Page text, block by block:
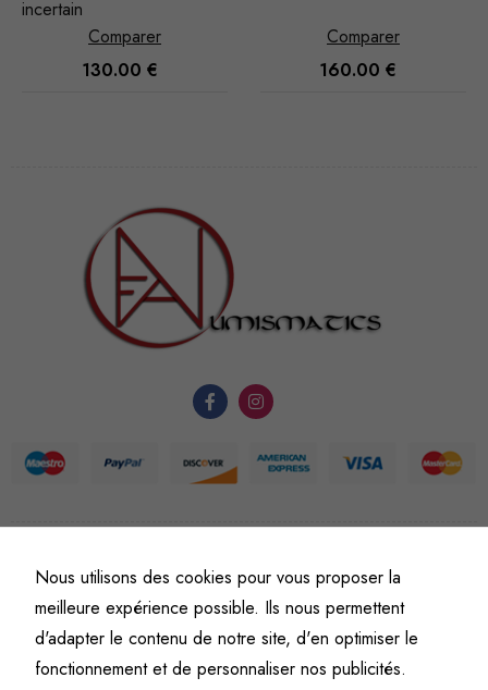
Comparer
160.00
Comparer
150.00
©Fine art numismatics– Tous droits réservés.
Politique de confidentialité
Conditions générales de vente et d’utilisation
Mentions légales
Nous utilisons des cookies pour vous proposer la
meilleure expérience possible. Ils nous permettent
d'adapter le contenu de notre site, d'en optimiser le
fonctionnement et de personnaliser nos publicités.
puissions
site Web, en
fonction de
l'usage qu'il
en est fait.